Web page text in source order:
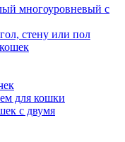
многоуровневый с
стену или пол
для кошки
с двумя